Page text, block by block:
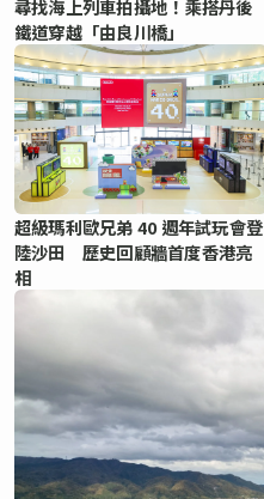
尋找海上列車拍攝地！乘搭丹後
鐵道穿越「由良川橋」
超級瑪利歐兄弟 40 週年試玩會登
陸沙田 歷史回顧牆首度香港亮
相